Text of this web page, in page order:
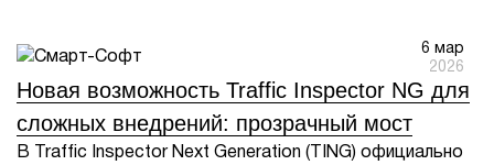
Вендоры
6 мар
2026
Новая возможность Traffic Inspector NG для
сложных внедрений: прозрачный мост
В Traffic Inspector Next Generation (TING) официально